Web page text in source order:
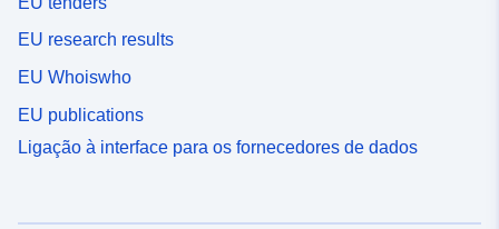
EU research results
EU Whoiswho
EU publications
Ligação à interface para os fornecedores de dados